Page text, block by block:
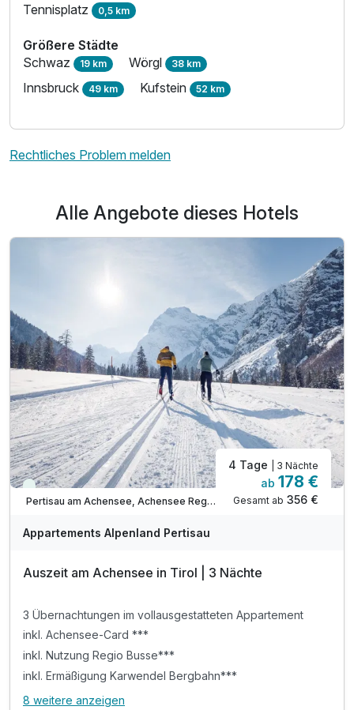
Ausstattung
Für 6 Tage
Tennisplatz 0,5 km
Größere Städte
Schwaz 19 km Wörgl 38 km
Innsbruck 49 km Kufstein 52 km
Rechtliches Problem melden
Alle Angebote dieses Hotels
Viele Termine frei
Pertisau am Achensee, Achensee Region
4 Tage | 3 Nächte
ab 178 €
Gesamt ab 356 €
Appartements Alpenland Pertisau
Auszeit am Achensee in Tirol | 3 Nächte
3 Übernachtungen im vollausgestatteten Appartement
inkl. Achensee-Card ***
inkl. Nutzung Regio Busse***
inkl. Ermäßigung Karwendel Bergbahn***
8 weitere anzeigen